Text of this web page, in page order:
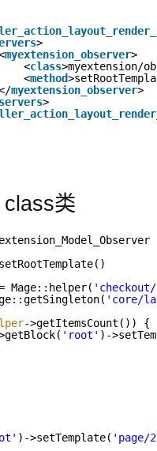
>
myextension_observer>
<class>myextension/
<method
myextension_observer>
>
类
setRootTemplate()
Mage::helper(
'core/
->getItemsCount()) {
'root' )-
)->setTemplate( 'page/